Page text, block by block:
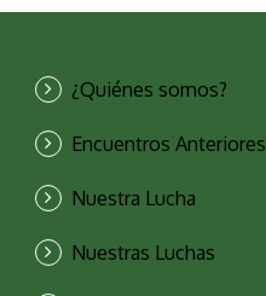
¿Quiénes somos?
Encuentros Anteriores
Nuestra Lucha
Nuestras Luchas